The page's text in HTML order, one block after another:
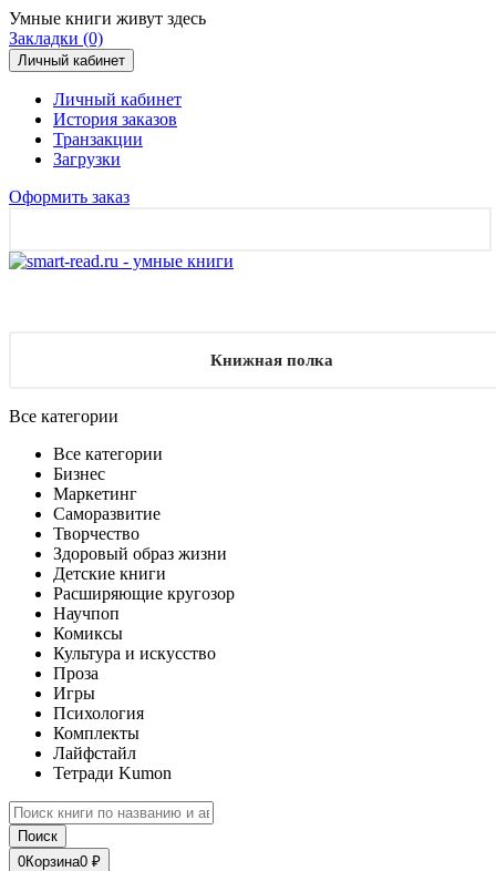
Умные книги живут здесь
Закладки (0)
Личный кабинет
Личный кабинет
История заказов
Транзакции
Загрузки
Оформить заказ
Книжная полка
Все категории
Все категории
Бизнес
Маркетинг
Саморазвитие
Творчество
Здоровый образ жизни
Детские книги
Расширяющие кругозор
Научпоп
Комиксы
Культура и искусство
Проза
Игры
Психология
Комплекты
Лайфстайл
Тетради Kumon
Поиск
0Корзина0 ₽